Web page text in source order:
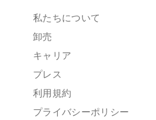
私たちについて
卸売
キャリア
プレス
利用規約
プライバシーポリシー